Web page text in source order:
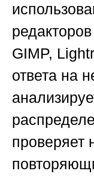
GIMP,
ответа на
проверяет